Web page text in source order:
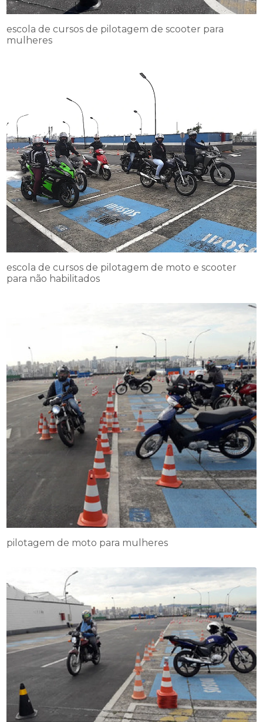
escola de cursos de pilotagem de scooter para
mulheres
escola de cursos de pilotagem de moto e scooter
para não habilitados
pilotagem de moto para mulheres